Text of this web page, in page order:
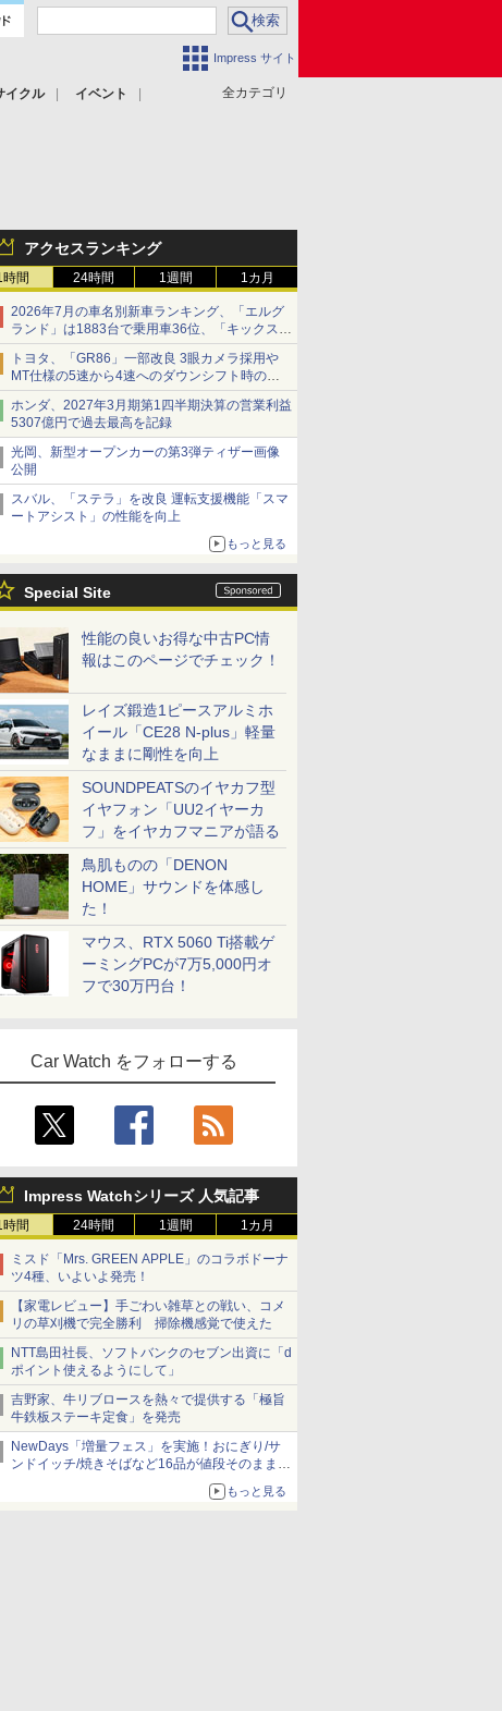
Impress サイト
全カテゴリ
イクル
イベント
アクセスランキング
時間 24時間 1週間 1カ月
2026年7月の車名別新車ランキング、「エルグ
ランド」は1883台で乗用車36位、「キックス」
は2591台で27位に
トヨタ、「GR86」一部改良 3眼カメラ採用や
MT仕様の5速から4速へのダウンシフト時の操
作性向上など
ホンダ、2027年3月期第1四半期決算の営業利益
5307億円で過去最高を記録
光岡、新型オープンカーの第3弾ティザー画像
公開
スバル、「ステラ」を改良 運転支援機能「スマ
ートアシスト」の性能を向上
もっと見る
Special Site
性能の良いお得な中古PC情
報はこのページでチェック！
レイズ鍛造1ピースアルミホ
イール「CE28 N-plus」軽量
なままに剛性を向上
SOUNDPEATSのイヤカフ型
イヤフォン「UU2イヤーカ
フ」をイヤカフマニアが語る
鳥肌ものの「DENON
HOME」サウンドを体感し
た！
マウス、RTX 5060 Ti搭載ゲ
ーミングPCが7万5,000円オ
フで30万円台！
Car Watch をフォローする
Impress Watchシリーズ 人気記事
時間 24時間 1週間 1カ月
ミスド「Mrs. GREEN APPLE」のコラボドーナ
ツ4種、いよいよ発売！
【家電レビュー】手ごわい雑草との戦い、コメ
リの草刈機で完全勝利 掃除機感覚で使えた
NTT島田社長、ソフトバンクのセブン出資に「d
ポイント使えるようにして」
吉野家、牛リブロースを熱々で提供する「極旨
牛鉄板ステーキ定食」を発売
NewDays「増量フェス」を実施！おにぎり/サ
ンドイッチ/焼きそばなど16品が値段そのままで
もっと見る